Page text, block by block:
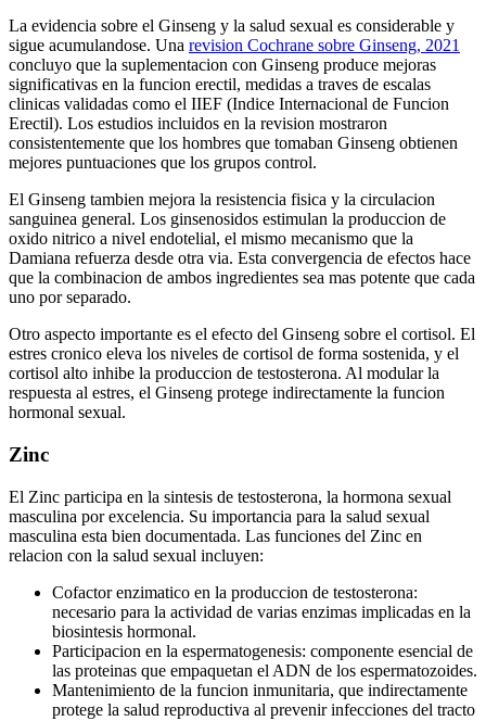
La evidencia sobre el Ginseng y la salud sexual es considerable y
sigue acumulandose. Una revision Cochrane sobre Ginseng, 2021
concluyo que la suplementacion con Ginseng produce mejoras
significativas en la funcion erectil, medidas a traves de escalas
clinicas validadas como el IIEF (Indice Internacional de Funcion
Erectil). Los estudios incluidos en la revision mostraron
consistentemente que los hombres que tomaban Ginseng obtienen
mejores puntuaciones que los grupos control.
El Ginseng tambien mejora la resistencia fisica y la circulacion
sanguinea general. Los ginsenosidos estimulan la produccion de
oxido nitrico a nivel endotelial, el mismo mecanismo que la
Damiana refuerza desde otra via. Esta convergencia de efectos hace
que la combinacion de ambos ingredientes sea mas potente que cada
uno por separado.
Otro aspecto importante es el efecto del Ginseng sobre el cortisol. El
estres cronico eleva los niveles de cortisol de forma sostenida, y el
cortisol alto inhibe la produccion de testosterona. Al modular la
respuesta al estres, el Ginseng protege indirectamente la funcion
hormonal sexual.
Zinc
El Zinc participa en la sintesis de testosterona, la hormona sexual
masculina por excelencia. Su importancia para la salud sexual
masculina esta bien documentada. Las funciones del Zinc en
relacion con la salud sexual incluyen:
Cofactor enzimatico en la produccion de testosterona:
necesario para la actividad de varias enzimas implicadas en la
biosintesis hormonal.
Participacion en la espermatogenesis: componente esencial de
las proteinas que empaquetan el ADN de los espermatozoides.
Mantenimiento de la funcion inmunitaria, que indirectamente
protege la salud reproductiva al prevenir infecciones del tracto